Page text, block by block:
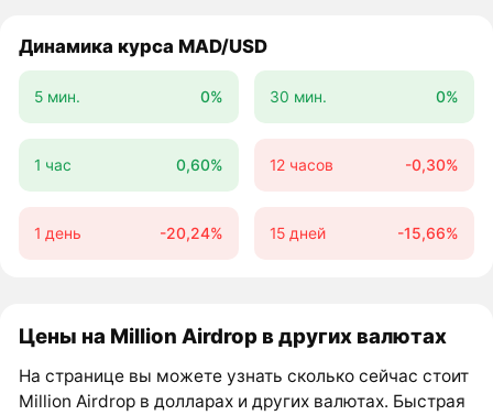
Динамика курса MAD/USD
5 мин. 0% 30 мин. 0%
1 час 0,60% 12 часов -0,30%
1 день -20,24% 15 дней -15,66%
Цены на Million Airdrop в других валютах
На странице вы можете узнать сколько сейчас стоит
Million Airdrop в долларах и других валютах. Быстрая